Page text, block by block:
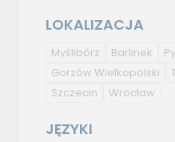
LOKALIZACJA
Myślibórz Barlinek
Gorzów Wielkopolski
Szczecin
Wrocław
JĘZYKI